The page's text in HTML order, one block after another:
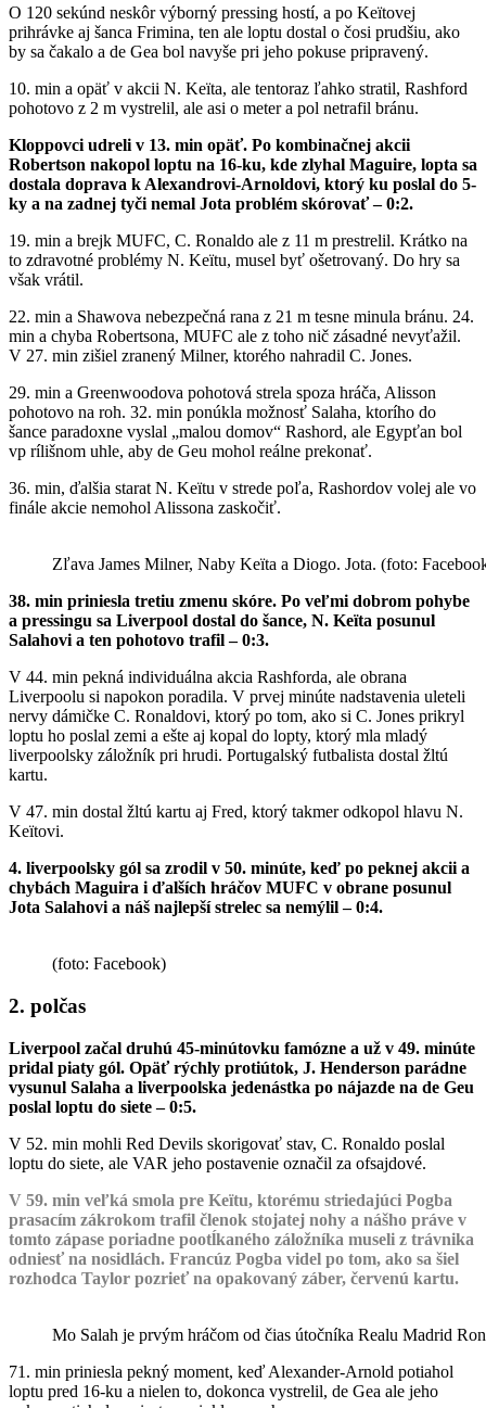
O 120 sekúnd neskôr výborný pressing hostí, a po Keïtovej
prihrávke aj šanca Frimina, ten ale loptu dostal o čosi prudšiu, ako
by sa čakalo a de Gea bol navyše pri jeho pokuse pripravený.
10. min a opäť v akcii N. Keïta, ale tentoraz ľahko stratil, Rashford
pohotovo z 2 m vystrelil, ale asi o meter a pol netrafil bránu.
Kloppovci udreli v 13. min opäť. Po kombinačnej akcii
Robertson nakopol loptu na 16-ku, kde zlyhal Maguire, lopta sa
dostala doprava k Alexandrovi-Arnoldovi, ktorý ku poslal do 5-
ky a na zadnej tyči nemal Jota problém skórovať – 0:2.
19. min a brejk MUFC, C. Ronaldo ale z 11 m prestrelil. Krátko na
to zdravotné problémy N. Keïtu, musel byť ošetrovaný. Do hry sa
však vrátil.
22. min a Shawova nebezpečná rana z 21 m tesne minula bránu. 24.
min a chyba Robertsona, MUFC ale z toho nič zásadné nevyťažil.
V 27. min zišiel zranený Milner, ktorého nahradil C. Jones.
29. min a Greenwoodova pohotová strela spoza hráča, Alisson
pohotovo na roh. 32. min ponúkla možnosť Salaha, ktorího do
šance paradoxne vyslal „malou domov“ Rashord, ale Egypťan bol
vp rílišnom uhle, aby de Geu mohol reálne prekonať.
36. min, ďalšia starat N. Keïtu v strede poľa, Rashordov volej ale vo
finále akcie nemohol Alissona zaskočiť.
Zľava James Milner, Naby Keïta a Diogo. Jota. (foto:
38. min priniesla tretiu zmenu skóre. Po veľmi dobrom pohybe
a pressingu sa Liverpool dostal do šance, N. Keïta posunul
Salahovi a ten pohotovo trafil – 0:3.
V 44. min pekná individuálna akcia Rashforda, ale obrana
Liverpoolu si napokon poradila. V prvej minúte nadstavenia uleteli
nervy dámičke C. Ronaldovi, ktorý po tom, ako si C. Jones prikryl
loptu ho poslal zemi a ešte aj kopal do lopty, ktorý mla mladý
liverpoolsky záložník pri hrudi. Portugalský futbalista dostal žltú
kartu.
V 47. min dostal žltú kartu aj Fred, ktorý takmer odkopol hlavu N.
Keïtovi.
4. liverpoolsky gól sa zrodil v 50. minúte, keď po peknej akcii a
chybách Maguira i ďalších hráčov MUFC v obrane posunul
Jota Salahovi a náš najlepší strelec sa nemýlil – 0:4.
(foto: Facebook)
2. polčas
Liverpool začal druhú 45-minútovku famózne a už v 49. minúte
pridal piaty gól. Opäť rýchly protiútok, J. Henderson parádne
vysunul Salaha a liverpoolska jedenástka po nájazde na de Geu
poslal loptu do siete – 0:5.
V 52. min mohli Red Devils skorigovať stav, C. Ronaldo poslal
loptu do siete, ale VAR jeho postavenie označil za ofsajdové.
V 59. min veľká smola pre Keïtu, ktorému striedajúci Pogba
prasacím zákrokom trafil členok stojatej nohy a nášho práve v
tomto zápase poriadne pootĺkaného záložníka museli z trávnika
odniesť na nosidlách. Francúz Pogba videl po tom, ako sa šiel
rozhodca Taylor pozrieť na opakovaný záber, červenú kartu.
Mo Salah je prvým hráčom od čias útočníka Realu Madrid
71. min priniesla pekný moment, keď Alexander-Arnold potiahol
loptu pred 16-ku a nielen to, dokonca vystrelil, de Gea ale jeho